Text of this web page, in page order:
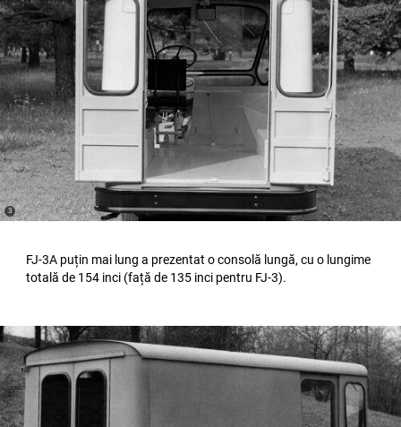
FJ-3A puțin mai lung a prezentat o consolă lungă, cu o lungime
totală de 154 inci (față de 135 inci pentru FJ-3).
(
Disclosure
3)